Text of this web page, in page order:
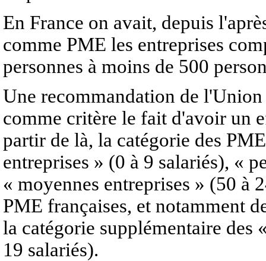
En France on avait, depuis
comme PME les entreprises
personnes à moins de 500
Une recommandation de
comme critère le fait d'avoir un
partir de là, la catégorie des
entreprises » (0 à 9 salariés), «
« moyennes entreprises » (50 à
PME françaises, et notamment
la catégorie supplémentaire des
19 salariés).